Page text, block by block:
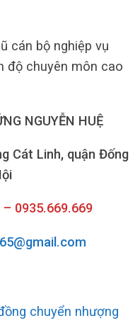
cán bộ nghiệp vụ
độ chuyên môn cao
NGUYỄN HUỆ
Cát Linh, quận Đống
0935.669.669
chuyển nhượng